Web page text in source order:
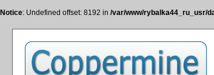
Notice: Undefined offset: 8192 in /var/www/rybalka44_ru_usr/